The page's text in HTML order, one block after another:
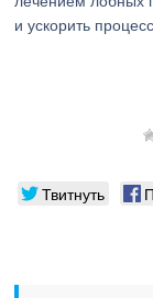
и ускорить
Твитнуть